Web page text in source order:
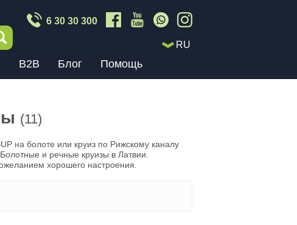
6 30 30 300
RU
B2B Блог Помощь
(11)
на болоте или круиз по Рижскому каналу
и речные круизы в Латвии.
хорошего настроения.